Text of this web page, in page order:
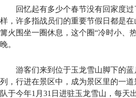
回忆起有多少个春节没有回家度
样，许多指战员们的重要节假日都是
篝火围坐一圈休息，这个圈“冷时小、
晚。
游客们来到位于玉龙雪山脚下的
列，行进在景区中，成为景区里的一
队于今年1月31日进驻玉龙雪山，每天